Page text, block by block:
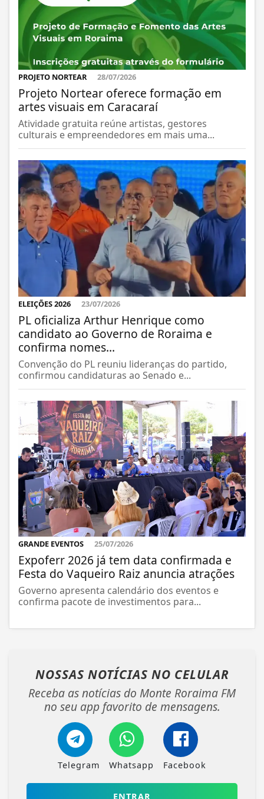
PROJETO NORTEAR 28/07/2026
Projeto Nortear oferece formação em
artes visuais em Caracaraí
Atividade gratuita reúne artistas, gestores
culturais e empreendedores em mais uma...
ELEIÇÕES 2026 23/07/2026
PL oficializa Arthur Henrique como
candidato ao Governo de Roraima e
confirma nomes...
Convenção do PL reuniu lideranças do partido,
confirmou candidaturas ao Senado e...
GRANDE EVENTOS 25/07/2026
Expoferr 2026 já tem data confirmada e
Festa do Vaqueiro Raiz anuncia atrações
Governo apresenta calendário dos eventos e
confirma pacote de investimentos para...
NOSSAS NOTÍCIAS NO CELULAR
Receba as notícias do Monte Roraima FM
no seu app favorito de mensagens.
Telegram Whatsapp Facebook
ENTRAR